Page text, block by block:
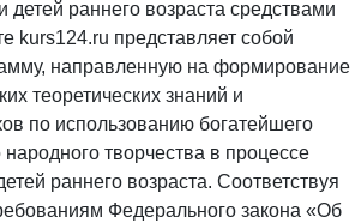
детей раннего возраста средствами
kurs124.ru представляет собой
направленную на формирование
теоретических знаний и
по использованию богатейшего
народного творчества в процессе
раннего возраста. Соответствуя
Федерального закона «Об